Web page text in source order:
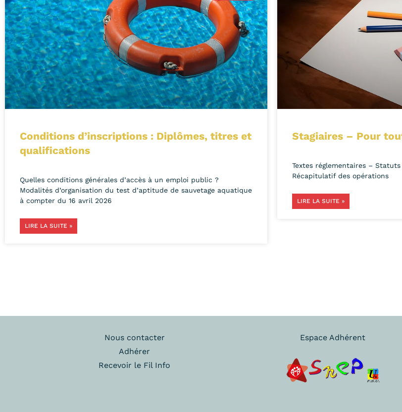
Conditions d’inscriptions : Diplômes, titres et
qualifications
Quelles conditions générales d’accès à un emploi public ?
Modalités d’organisation du test d’aptitude de sauvetage aquatique
à compter du 16 avril 2026
LIRE LA SUITE »
Stagiaires – Pour
Textes réglementaires –
Récapitulatif des opérations
LIRE LA SUITE »
Nous contacter
Adhérer
Recevoir le Fil Info
Espace Adhérent